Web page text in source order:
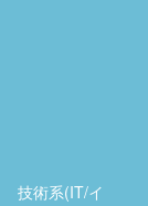
技術系(IT/イ